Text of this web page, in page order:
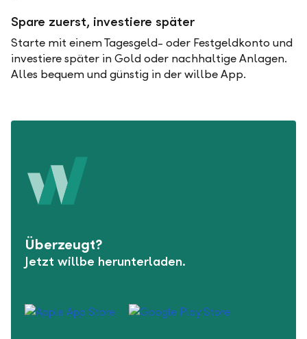
Spare zuerst, investiere später
Starte mit einem Tagesgeld- oder Festgeldkonto und
investiere später in Gold oder nachhaltige Anlagen.
Alles bequem und günstig in der willbe App.
Überzeugt?
Jetzt willbe herunterladen.